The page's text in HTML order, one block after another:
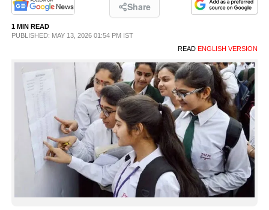
PHOTOS
LIFESTYLE
SPIRITUAL
Share
1 MIN READ
PUBLISHED: MAY 13, 2026 01:54 PM IST
READ ENGLISH VERSION